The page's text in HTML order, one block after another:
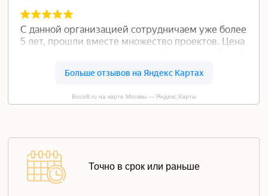
Bocelli.ru на карте Москвы — Яндекс.Карты
Точно в срок или раньше